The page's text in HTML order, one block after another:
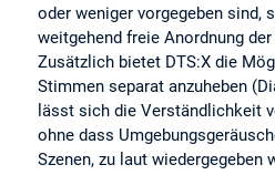
oder weniger vorgegeben sind,
weitgehend freie Anordnung
Zusätzlich bietet DTS:X die
Stimmen separat anzuheben
lässt sich die Verständlichkeit
ohne dass
Szenen, zu laut wiedergegeben